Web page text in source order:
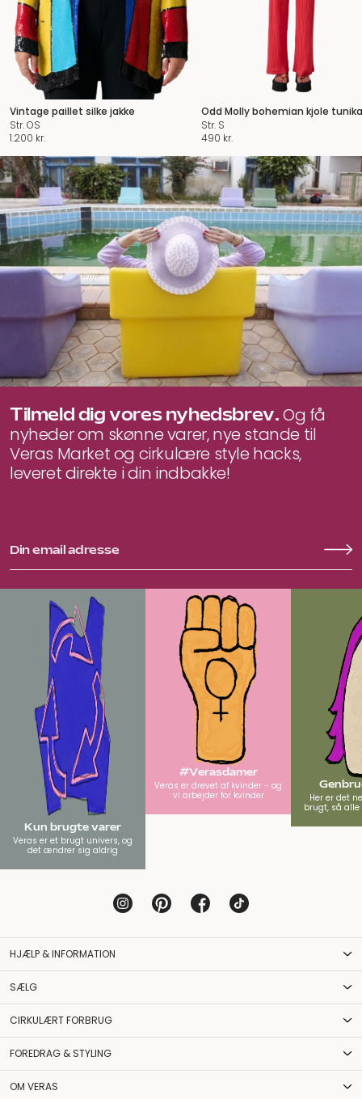
Vintage paillet silke jakke
Str. OS
1.200 kr.
Odd Molly bohemian kjole tunika
Str. S
490 kr.
Tilmeld dig vores nyhedsbrev.Og få
nyheder om skønne varer, nye stande til
Veras Market og cirkulære style hacks,
leveret direkte i din indbakke!
Kun brugte varer
Veras er et brugt univers, og
det ændrer sig aldrig
#Verasdamer
Veras er drevet af kvinder - og
vi arbejder for kvinder
Her er det
brugt, så
HJÆLP & INFORMATION
SÆLG
CIRKULÆRT FORBRUG
FOREDRAG & STYLING
OM VERAS